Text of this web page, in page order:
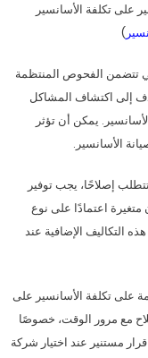
على تكلفة الأسانسير
)
تتضمن الفحوص المنتظمة
إلى اكتشاف المشاكل
يمكن أن تؤثر
الأسانسير.
إصلاحًا، يجب توفير
متغيرة اعتمادًا على نوع
التكاليف الإضافية عند
على تكلفة الأسانسير على
مع مرور الوقت، خصوصًا
مستنير عند اختيار شركة